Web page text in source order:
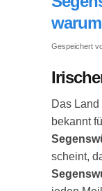
Gespeichert
Das
bekannt
scheint,